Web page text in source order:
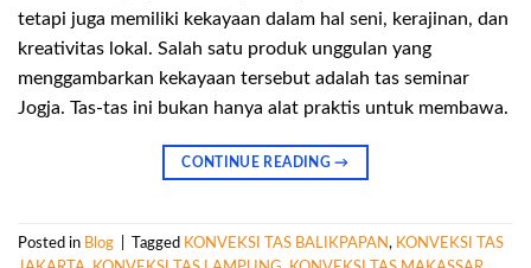
tetapi juga memiliki kekayaan dalam hal seni, kerajinan, dan
kreativitas lokal. Salah satu produk unggulan yang
menggambarkan kekayaan tersebut adalah tas seminar
Jogja. Tas-tas ini bukan hanya alat praktis untuk membawa.
CONTINUE READING→
Posted in Blog Tagged KONVEKSI TAS BALIKPAPAN, KONVEKSI TAS